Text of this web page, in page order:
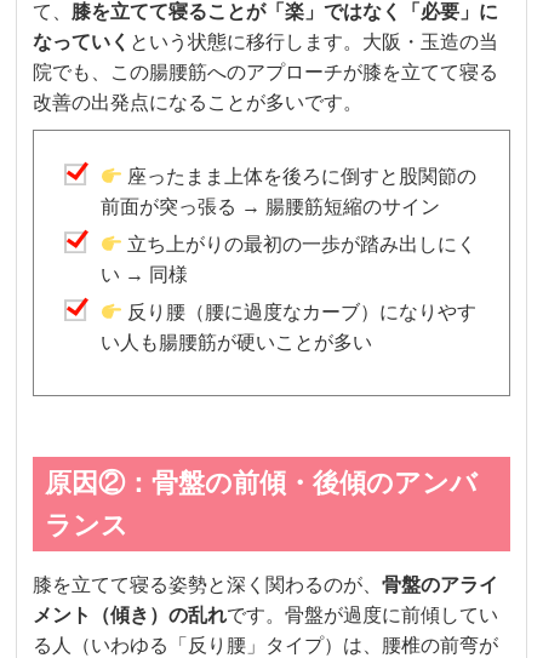
て、 膝を立てて寝ることが「楽」ではなく「必要」に
なっていく という状態に移行します。大阪・玉造の当
院でも、この腸腰筋へのアプローチが膝を立てて寝る
改善の出発点になることが多いです。
座ったまま上体を後ろに倒すと股関節の
前面が突っ張る → 腸腰筋短縮のサイン
立ち上がりの最初の一歩が踏み出しにく
い → 同様
反り腰（腰に過度なカーブ）になりやす
い人も腸腰筋が硬いことが多い
原因②：骨盤の前傾・後傾のアンバ
ランス
膝を立てて寝る姿勢と深く関わるのが、骨盤のアライ
メント（傾き）の乱れです。骨盤が過度に前傾してい
る人（いわゆる「反り腰」タイプ）は、腰椎の前弯が